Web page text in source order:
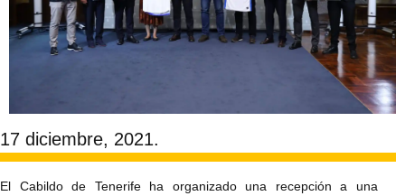
17 diciembre, 2021.
El Cabildo de Tenerife ha organizado una recepción a una